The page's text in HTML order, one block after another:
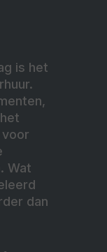
is het
Wat
dan